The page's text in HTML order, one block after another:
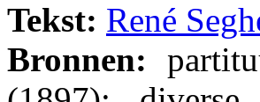
Tekst: René
Bronnen: